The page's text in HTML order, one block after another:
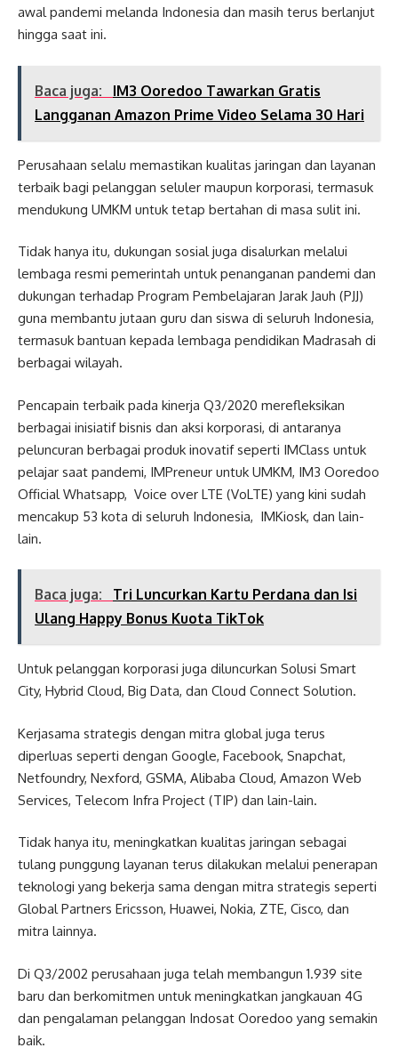
awal pandemi melanda Indonesia dan masih terus berlanjut
hingga saat ini.
Baca juga:
IM3 Ooredoo Tawarkan Gratis
Langganan Amazon Prime Video Selama 30 Hari
Perusahaan selalu memastikan kualitas jaringan dan layanan
terbaik bagi pelanggan seluler maupun korporasi, termasuk
mendukung UMKM untuk tetap bertahan di masa sulit ini.
Tidak hanya itu, dukungan sosial juga disalurkan melalui
lembaga resmi pemerintah untuk penanganan pandemi dan
dukungan terhadap Program Pembelajaran Jarak Jauh (PJJ)
guna membantu jutaan guru dan siswa di seluruh Indonesia,
termasuk bantuan kepada lembaga pendidikan Madrasah di
berbagai wilayah.
Pencapain terbaik pada kinerja Q3/2020 merefleksikan
berbagai inisiatif bisnis dan aksi korporasi, di antaranya
peluncuran berbagai produk inovatif seperti IMClass untuk
pelajar saat pandemi, IMPreneur untuk UMKM, IM3 Ooredoo
Official Whatsapp, Voice over LTE (VoLTE) yang kini sudah
mencakup 53 kota di seluruh Indonesia, IMKiosk, dan lain-
lain.
Baca juga:
Tri Luncurkan Kartu Perdana dan Isi
Ulang Happy Bonus Kuota TikTok
Untuk pelanggan korporasi juga diluncurkan Solusi Smart
City, Hybrid Cloud, Big Data, dan Cloud Connect Solution.
Kerjasama strategis dengan mitra global juga terus
diperluas seperti dengan Google, Facebook, Snapchat,
Netfoundry, Nexford, GSMA, Alibaba Cloud, Amazon Web
Services, Telecom Infra Project (TIP) dan lain-lain.
Tidak hanya itu, meningkatkan kualitas jaringan sebagai
tulang punggung layanan terus dilakukan melalui penerapan
teknologi yang bekerja sama dengan mitra strategis seperti
Global Partners Ericsson, Huawei, Nokia, ZTE, Cisco, dan
mitra lainnya.
Di Q3/2002 perusahaan juga telah membangun 1.939 site
baru dan berkomitmen untuk meningkatkan jangkauan 4G
dan pengalaman pelanggan Indosat Ooredoo yang semakin
baik.